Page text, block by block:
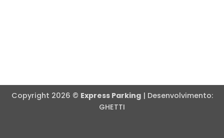
Copyright 2026 © Express Parking| Desenvolvimento:
GHETTI